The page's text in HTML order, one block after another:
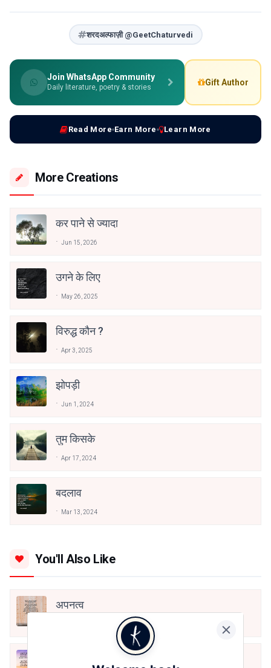
शरदअल्फाज़ी @GeetChaturvedi
Join WhatsApp Community
Daily literature, poetry & stories
Gift Author
Read More Earn More Learn More
More Creations
कर पाने से ज्यादा
Jun 15, 2026
उगने के लिए
May 26, 2025
विरुद्ध कौन ?
Apr 3, 2025
झोपड़ी
Jun 1, 2024
तुम किसके
Apr 17, 2024
बदलाव
Mar 13, 2024
You'll Also Like
अपनत्व
Aug 6, 2026
क्या देव छोड़ शैतान मनाऊँ